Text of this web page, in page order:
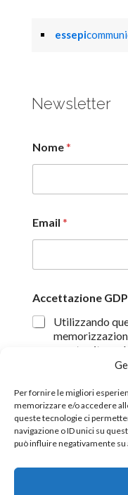
Per fornire le migliori
memorizzare e/o accedere
queste tecnologie ci
navigazione o ID unici su
può influire negativamente
essepi
Newsletter
Nome*
Email *
Accettazione
Utilizzando
questo sito web.
Proseguendo,
Invia